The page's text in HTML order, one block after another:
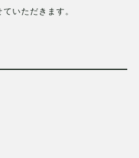
いただきます。